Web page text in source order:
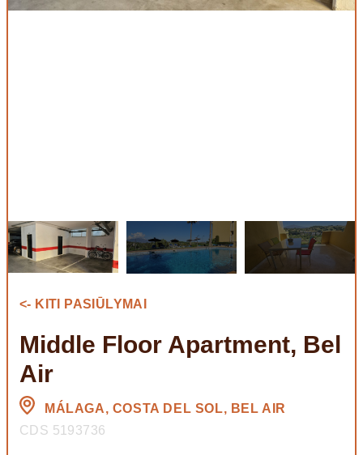
<- KITI PASIŪLYMAI
Middle Floor Apartment, Bel
Air
MÁLAGA, COSTA DEL SOL, BEL AIR
CDS 5193736